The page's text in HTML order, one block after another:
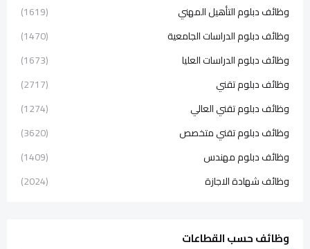
وظائف دبلوم التأهيل المهني
(1619)
وظائف دبلوم الدراسات الجامعية
(1470)
وظائف دبلوم الدراسات العليا
(1673)
وظائف دبلوم تقني
(2717)
وظائف دبلوم تقني العالي
(1274)
وظائف دبلوم تقني متخصص
(3620)
وظائف دبلوم مهندس
(1409)
وظائف شهادة الاجازة
(2024)
وظائف حسب القطاعات